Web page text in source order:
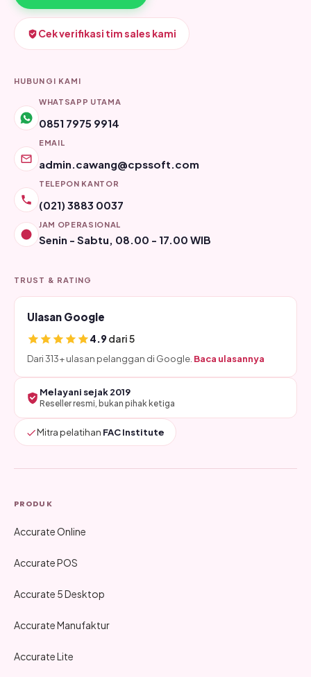
Cek verifikasi tim sales kami
HUBUNGI KAMI
WHATSAPP UTAMA
0851 7975 9914
EMAIL
admin.cawang@cpssoft.com
TELEPON KANTOR
(021) 3883 0037
JAM OPERASIONAL
Senin - Sabtu, 08.00 - 17.00 WIB
TRUST & RATING
Ulasan Google
4.9dari 5
Dari 313+ ulasan pelanggan di Google. Baca ulasannya
Melayani sejak 2019
Reseller resmi, bukan pihak ketiga
Mitra pelatihan FAC Institute
PRODUK
Accurate Online
Accurate POS
Accurate 5 Desktop
Accurate Manufaktur
Accurate Lite